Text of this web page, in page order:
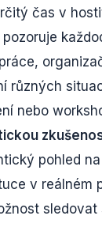
čas v
různých
nebo
pohled
v reálném